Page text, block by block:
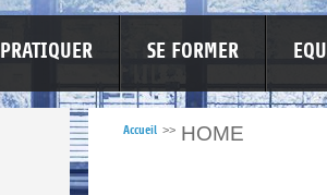
PRATIQUER SE FORMER
LUTTE CONTRE LES VIOLENCES
Accueil >> HOME